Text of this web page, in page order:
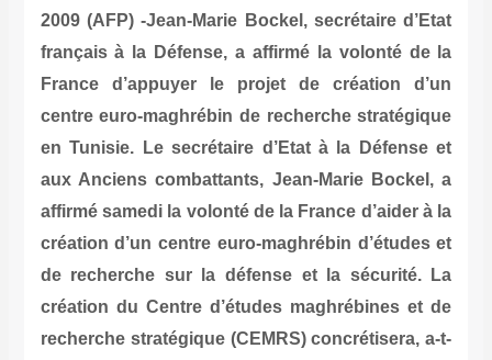
2009 (AFP) -Jean-Marie Bockel, secrétaire d’Etat
français à la Défense, a affirmé la volonté de la
France d’appuyer le projet de création d’un
centre euro-maghrébin de recherche stratégique
en Tunisie. Le secrétaire d’Etat à la Défense et
aux Anciens combattants, Jean-Marie Bockel, a
affirmé samedi la volonté de la France d’aider à la
création d’un centre euro-maghrébin d’études et
de recherche sur la défense et la sécurité. La
création du Centre d’études maghrébines et de
recherche stratégique (CEMRS) concrétisera, a-t-